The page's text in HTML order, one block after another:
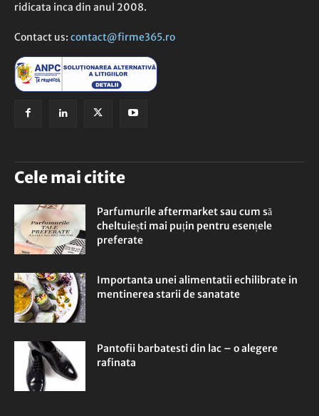
ridicata inca din anul 2008.
Contact us: contact@firme365.ro
Cele mai citite
Parfumurile aftermarket sau cum să
cheltuiești mai puțin pentru esențele
preferate
Importanta unei alimentatii echilibrate in
mentinerea starii de sanatate
Pantofii barbatesti din lac – o alegere
rafinata